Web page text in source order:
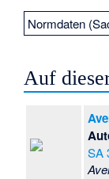
Normdaten
Auf
SA